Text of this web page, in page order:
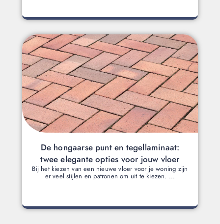
De hongaarse punt en tegellaminaat:
twee elegante opties voor jouw vloer
Bij het kiezen van een nieuwe vloer voor je woning zijn
er veel stijlen en patronen om uit te kiezen. ...